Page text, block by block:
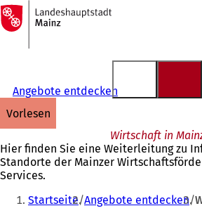
Inhalt anspringen
Zur
Startseite
Angebote entdecken
vorlesen
Wirtschaft in
Hier finden Sie eine Weiterleitung zu
Standorte der Mainzer
Services.
Sie Startseite Angebote entdecken